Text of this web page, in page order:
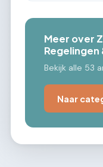
Meer over
Bekijk alle 53
Naar